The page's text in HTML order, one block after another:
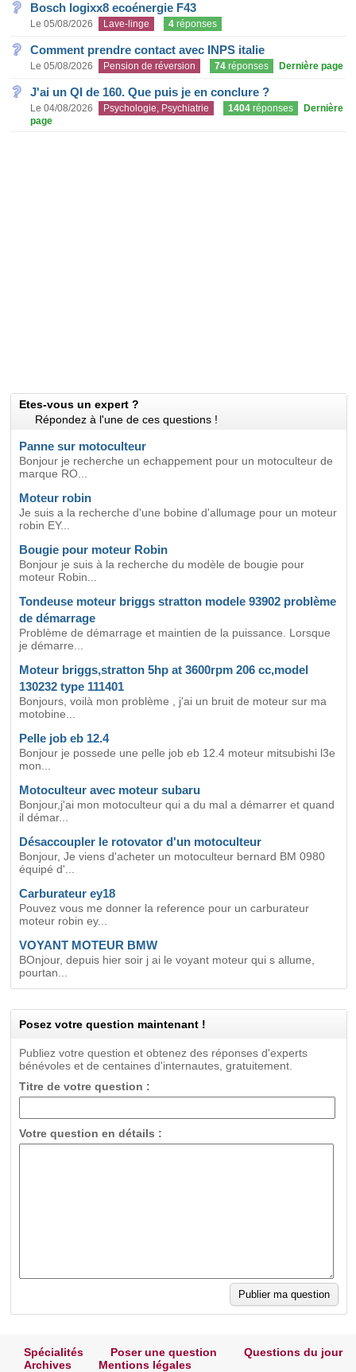
Bosch logixx8 ecoénergie F43
Le 05/08/2026 Lave-linge 4 réponses
Comment prendre contact avec INPS italie
Le 05/08/2026 Pension de réversion 74 réponses Dernière page
J'ai un QI de 160. Que puis je en conclure ?
Le 04/08/2026 Psychologie, Psychiatrie 1404 réponses
Dernière
page
Etes-vous un expert ?
Répondez à l'une de ces questions !
Panne sur motoculteur
Bonjour je recherche un echappement pour un motoculteur de
marque RO...
Moteur robin
Je suis a la recherche d'une bobine d'allumage pour un moteur
robin EY...
Bougie pour moteur Robin
Bonjour je suis à la recherche du modèle de bougie pour
moteur Robin...
Tondeuse moteur briggs stratton modele 93902 problème
de démarrage
Problème de démarrage et maintien de la puissance. Lorsque
je démarre...
Moteur briggs,stratton 5hp at 3600rpm 206 cc,model
130232 type 111401
Bonjours, voilà mon problème , j'ai un bruit de moteur sur ma
motobine...
Pelle job eb 12.4
Bonjour je possede une pelle job eb 12.4 moteur mitsubishi l3e
mon...
Motoculteur avec moteur subaru
Bonjour,j'ai mon motoculteur qui a du mal a démarrer et quand
il démar...
Désaccoupler le rotovator d'un motoculteur
Bonjour, Je viens d'acheter un motoculteur bernard BM 0980
équipé d'...
Carburateur ey18
Pouvez vous me donner la reference pour un carburateur
moteur robin ey...
VOYANT MOTEUR BMW
BOnjour, depuis hier soir j ai le voyant moteur qui s allume,
pourtan...
Posez votre question maintenant !
Publiez votre question et obtenez des réponses d'experts
bénévoles et de centaines d'internautes, gratuitement.
Titre de votre question :
Votre question en détails :
Spécialités Poser une question
Questions du jour
Archives
Mentions légales